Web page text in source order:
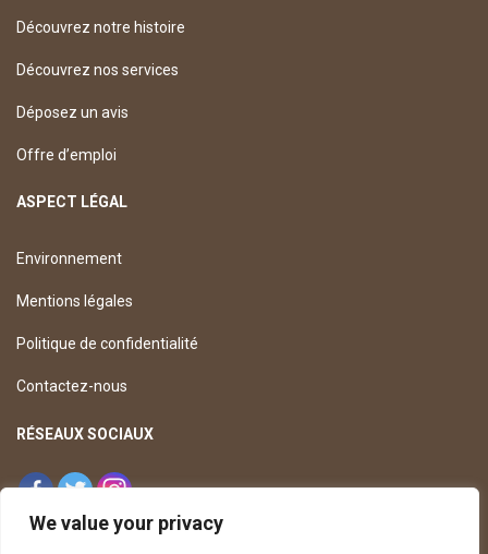
We value your privacy
Découvrez notre histoire
Découvrez nos services
Déposez un avis
Offre d’emploi
ASPECT LÉGAL
Environnement
Mentions légales
Politique de confidentialité
Contactez-nous
RÉSEAUX SOCIAUX